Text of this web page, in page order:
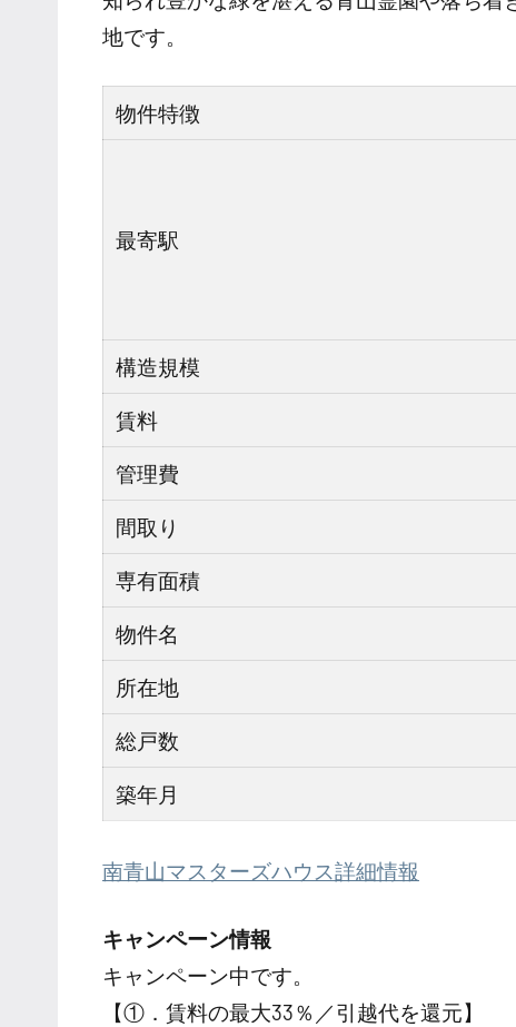
地です。
物件特徴
最寄駅
構造規模
賃料
管理費
間取り
専有面積
物件名
所在地
総戸数
築年月
南青山マスターズハウス詳細情報
キャンペーン情報
キャンペーン中です。
【①．賃料の最大33％／引越代を還元】